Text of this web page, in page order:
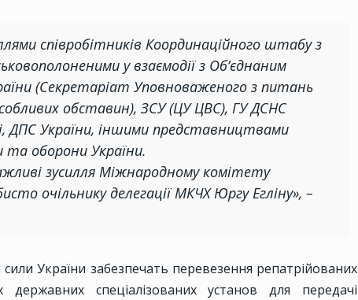
співробітників Координаційного штабу з
у взаємодії з Об’єднаним
(Секретаріат Уповноваженого з питань
обставин), ЗСУ (ЦУ ЦВС), ГУ ДСНС
ДПС України, іншими представництвами
та оборони України.
зусилля Міжнародному комітету
очільнику делегації МКЧХ Юргу Егліну», –
України забезпечать перевезення репатрійованих
спеціалізованих установ для передачі